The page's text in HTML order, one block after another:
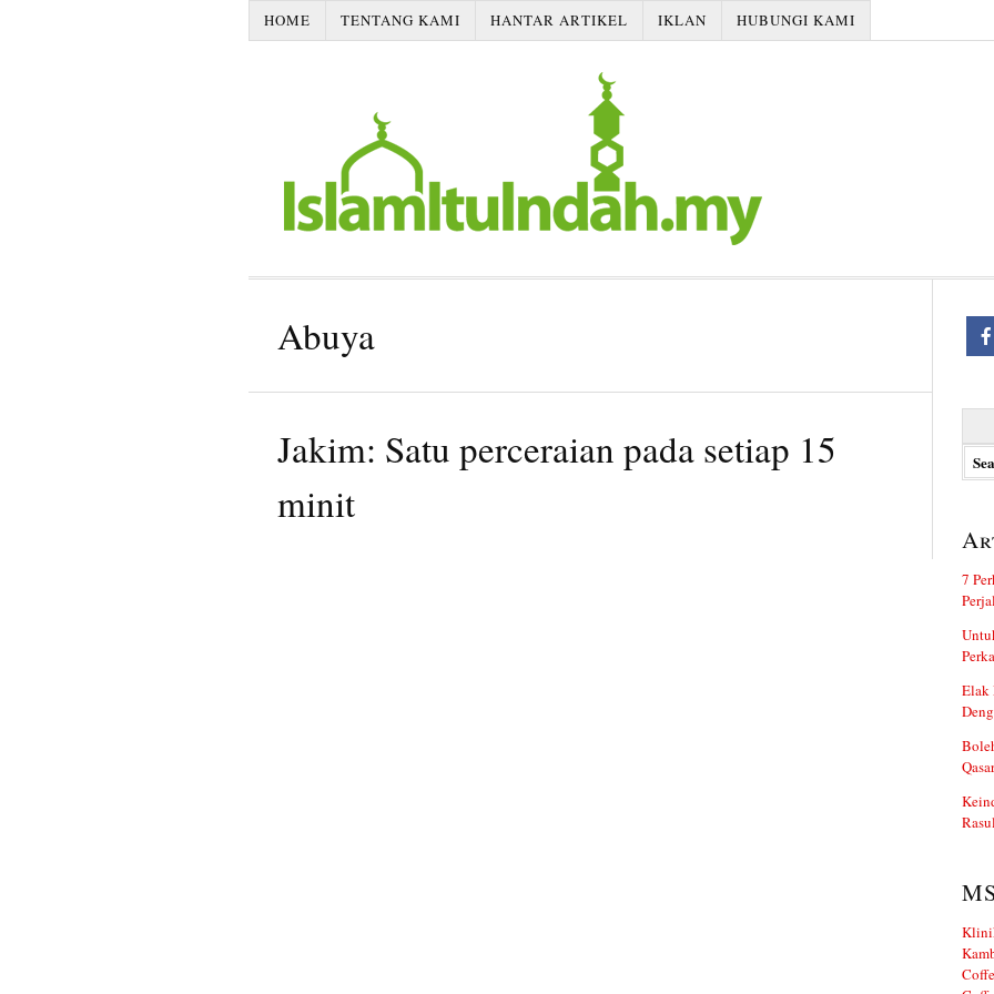
HOME TENTANG KAMI HANTAR ARTIKEL IKLAN HUBUNGI KAMI
Abuya
Jakim: Satu perceraian pada setiap 15
minit
7
Elak